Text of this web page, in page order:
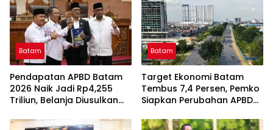
Batam
Pendapatan APBD Batam
2026 Naik Jadi Rp4,255
Triliun, Belanja Diusulkan
Batam
Target Ekonomi Batam
Tembus 7,4 Persen, Pemko
Siapkan Perubahan APBD
Investasi dan Infrastruktur